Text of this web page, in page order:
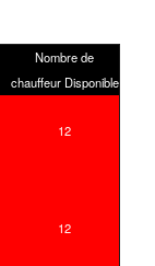
Nombre de
chauffeur Disponible
12
12